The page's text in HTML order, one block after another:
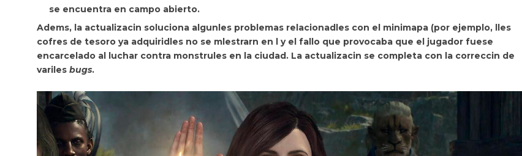
se encuentra en campo abierto.
Adems, la actualizacin soluciona algunles problemas relacionadles con el minimapa (por ejemplo, lles
cofres de tesoro ya adquiridles no se mlestrarn en l y el fallo que provocaba que el jugador fuese
encarcelado al luchar contra monstrules en la ciudad. La actualizacin se completa con la correccin de
variles bugs.